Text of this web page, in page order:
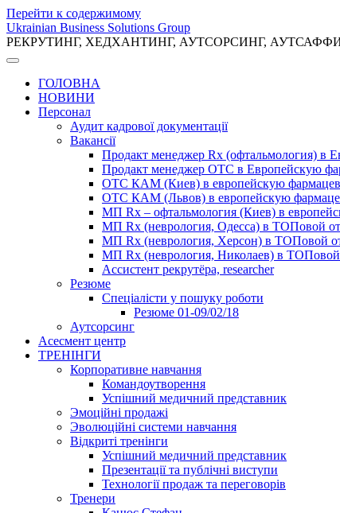
Перейти к содержимому
Ukrainian Business Solutions Group
РЕКРУТИНГ, ХЕДХАНТИНГ, АУТСОРСИНГ,
ГОЛОВНА
НОВИНИ
Персонал
Аудит кадрової документації
Вакансії
Продакт менеджер Rx (офтальмология) в
Продакт менеджер ОТС в Европейскую
ОТС КАМ (Киев) в европейскую
ОТС КАМ (Львов) в европейскую
МП Rx – офтальмология (Киев) в
МП Rx (неврология, Одесса) в ТОПовой
МП Rx (неврология, Херсон) в ТОПовой
МП Rx (неврология, Николаев) в ТОПовой
Ассистент рекрутёра, researcher
Резюме
Cпеціалісти у пошуку роботи
Резюме 01-09/02/18
Аутсорсинг
Асесмент центр
ТРЕНІНГИ
Корпоративне навчання
Командоутворення
Успішний медичний представник
Эмоційні продажі
Эволюційні системи навчання
Відкриті тренінги
Успішний медичний представник
Презентації та публічні виступи
Технології продаж та переговорів
Тренери